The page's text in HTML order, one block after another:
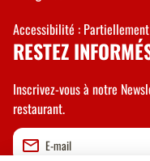
Accessibilité :
RESTEZ
Inscrivez-vous à notre
restaurant.